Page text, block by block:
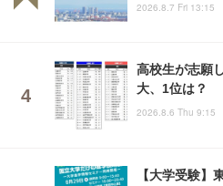
2026.8.7 Fri 13:15
高校生が志願
大、1位は？
2026.8.6 Thu 9:15
【大学受験】